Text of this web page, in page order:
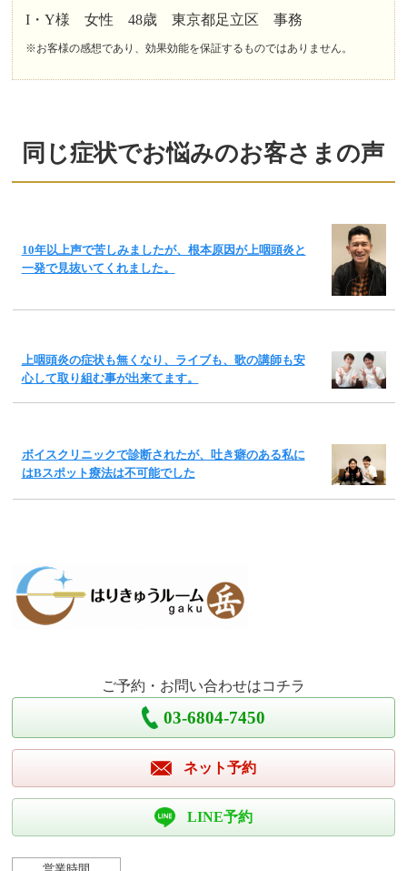
I・Y様 女性 48歳 東京都足立区 事務
※お客様の感想であり、効果効能を保証するものではありません。
同じ症状でお悩みのお客さまの声
10年以上声で苦しみましたが、根本原因が上咽頭炎と
一発で見抜いてくれました。
上咽頭炎の症状も無くなり、ライブも、歌の講師も安
心して取り組む事が出来てます。
ボイスクリニックで診断されたが、吐き癖のある私に
はBスポット療法は不可能でした
ご予約・お問い合わせはコチラ
03-6804-7450
ネット予約
LINE予約